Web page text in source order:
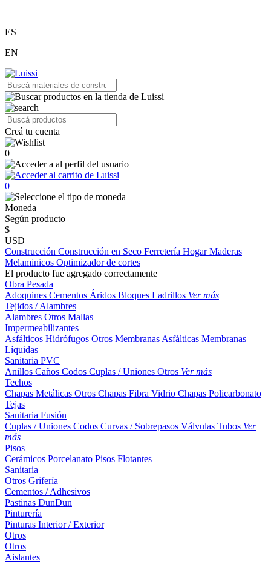
ES
EN
Creá tu cuenta
0
0
Moneda
Según producto
$
USD
Construcción Construcción en Seco Ferretería HogarMaderas
Melaminicos Optimizador de cortes
El producto fue agregado correctamente
Obra Pesada
Adoquines Cementos Áridos Bloques Ladrillos Ver más
Tejidos / Alambres
Alambres Otros Mallas
Impermeabilizantes
Asfálticos Hidrófugos Otros Membranas Asfálticas Membranas
Líquidas
Sanitaria PVC
Anillos Caños Codos Cuplas / Uniones Otros Ver más
Techos
Chapas Metálicas Otros Chapas Fibra Vidrio Chapas Policarbonato
Tejas
Sanitaria Fusión
Cuplas / Uniones Codos Curvas / Sobrepasos Válvulas Tubos Ver
más
Pisos
Cerámicos Porcelanato Pisos Flotantes
Sanitaria
Otros Grifería
Cementos / Adhesivos
Pastinas DunDun
Pinturería
Pinturas Interior / Exterior
Otros
Otros
Aislantes